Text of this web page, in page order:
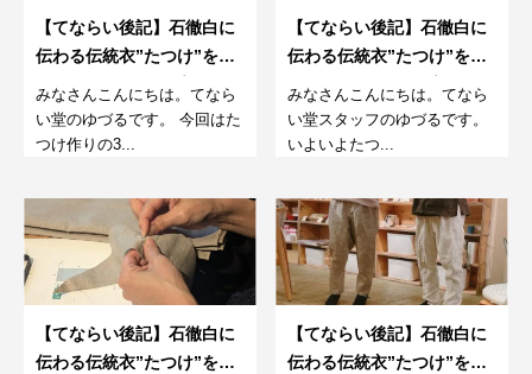
【てならい後記】石徹白に
伝わる伝統衣”たつけ”をつ
くるワークショップ 3回
目
みなさんこんにちは。てなら
い堂のゆづるです。 今回はた
つけ作りの3...
【てならい後記】石徹白に
伝わる伝統衣”たつけ”をつ
くるワークショップ 4回
目
みなさんこんにちは。てなら
い堂スタッフのゆづるです。
いよいよたつ...
【てならい後記】石徹白に
伝わる伝統衣”たつけ”をつ
【てならい後記】石徹白に
伝わる伝統衣”たつけ”をつ